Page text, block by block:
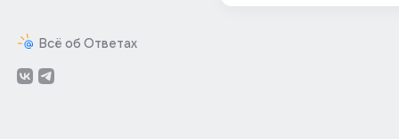
Всё об Ответах